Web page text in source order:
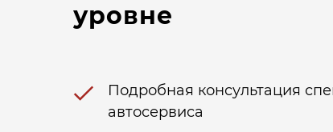
уровне
Подробная консультация
автосервиса